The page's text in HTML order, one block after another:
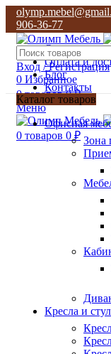
906-36-77
О нас
Оплата и
Блог
Контакты
Вход / Регистрация
0 Избранное
0товаров 0₽
Меню
0 товаров 0 ₽
Каталог товаров
Офисная
Зона
Кресла и